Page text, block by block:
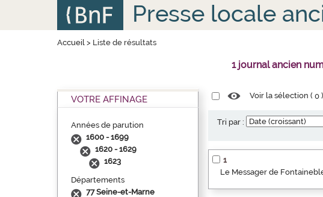
Presse locale
Accueil> Liste de résultats
1 journal ancien
VOTRE AFFINAGE
Années de parution
1600 - 1699
1620 - 1629
1623
Départements
77 Seine-et-Marne
Voir la sélection (0 )
Tri par :
1
Le Messager de
Panneau de gestion des cookies